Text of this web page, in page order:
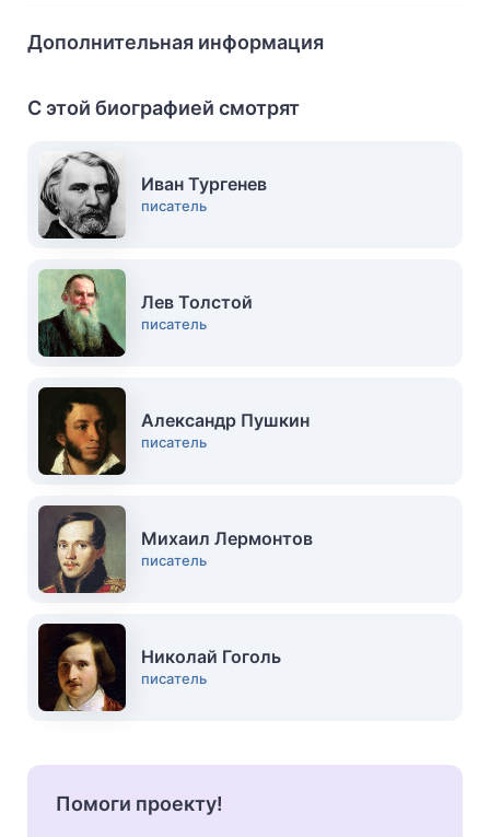
Дополнительная информация
С этой биографией смотрят
Иван Тургенев
писатель
Лев Толстой
писатель
Александр Пушкин
писатель
Михаил Лермонтов
писатель
Николай Гоголь
писатель
Помоги проекту!